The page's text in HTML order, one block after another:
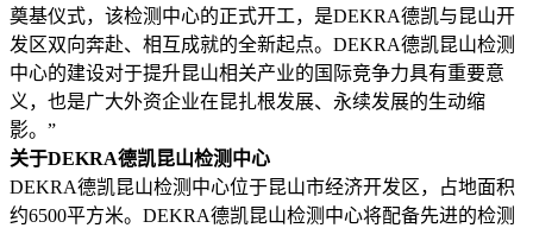
奠基仪式，该检测中心的正式开工，是DEKRA德凯与昆山开
发区双向奔赴、相互成就的全新起点。DEKRA德凯昆山检测
中心的建设对于提升昆山相关产业的国际竞争力具有重要意
义，也是广大外资企业在昆扎根发展、永续发展的生动缩
影。”
关于DEKRA德凯昆山检测中心
DEKRA德凯昆山检测中心位于昆山市经济开发区，占地面积
约6500平方米。DEKRA德凯昆山检测中心将配备先进的检测